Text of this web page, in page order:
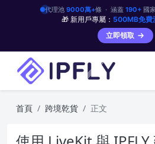
代理池 9000萬+條 · 涵蓋 190+國
🎁 新用戶專屬： 500MB免費
立即領取
首頁 跨境乾貨 正文